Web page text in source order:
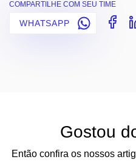
COMPARTILHE COM SEU TIME
WHATSAPP
Gostou
Então confira os nossos